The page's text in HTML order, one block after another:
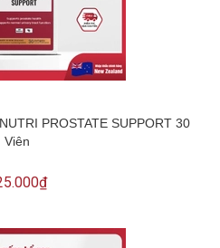
PROSTATE SUPPORT 30
Viên